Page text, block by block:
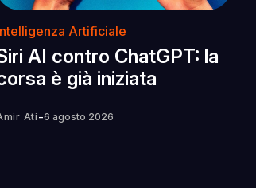
Artificiale
AI contro ChatGPT: la
è già iniziata
Ati-6 agosto 2026